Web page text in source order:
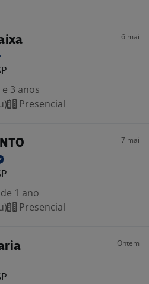
6 mai
3 anos
Presencial
7 mai
1 ano
Presencial
Ontem